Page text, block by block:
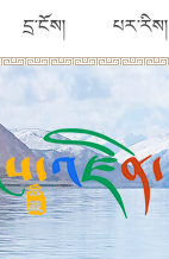
དྲ་ངོས། པར་རིས།